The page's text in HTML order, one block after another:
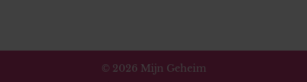
© 2026 Mijn Geheim